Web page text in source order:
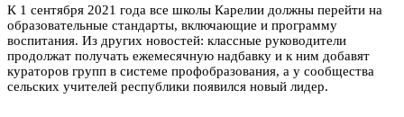
К 1 сентября 2021 года все школы Карелии должны перейти на
образовательные стандарты, включающие и программу
воспитания. Из других новостей: классные руководители
продолжат получать ежемесячную надбавку и к ним добавят
кураторов групп в системе профобразования, а у сообщества
сельских учителей республики появился новый лидер.